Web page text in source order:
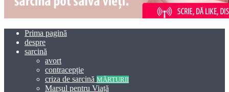
Prima pagină
despre
sarcină
avort
contracepție
criza de sarcină MĂRTURII
Marșul pentru Viață